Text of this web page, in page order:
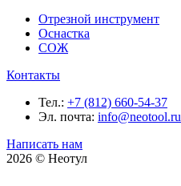
Отрезной инструмент
Оснастка
СОЖ
Контакты
Тел.: +7 (812) 660-54-37
Эл. почта: info@neotool.ru
Написать нам
2026 © Неотул